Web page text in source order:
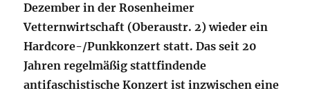
Dezember in der Rosenheimer
Vetternwirtschaft (Oberaustr. 2) wieder ein
Hardcore-/Punkkonzert statt. Das seit 20
Jahren regelmäßig stattfindende
antifaschistische Konzert ist inzwischen eine